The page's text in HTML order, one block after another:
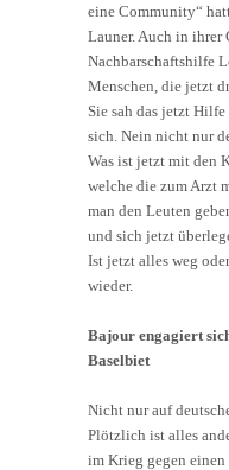
eine Community“
Launer. Auch in ihrer
Nachbarschaftshilfe
Menschen, die jetzt
Sie sah das jetzt
sich. Nein nicht nur
Was ist jetzt mit den
welche die zum Arzt
man den Leuten
und sich jetzt
Ist jetzt alles weg
wieder.
Bajour engagiert
Baselbiet
Nicht nur auf
Plötzlich ist alles
im Krieg gegen